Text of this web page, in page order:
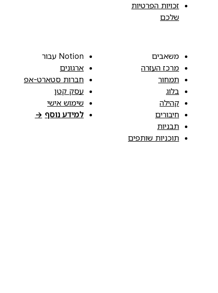
זכויות הפרטיות
שלכם
משאבים
מרכז העזרה
תמחור
בלוג
קהילה
חיבורים
תבניות
תוכניות שותפים
Notion עבור
ארגונים
חברות סטארט-אפ
עסק קטן
שימוש אישי
למידע נוסף →